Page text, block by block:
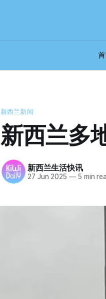
新西兰新闻
新西兰多
新西兰生活快讯
27 Jun 2025 —5 min